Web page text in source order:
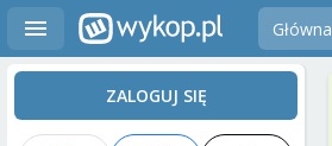
Główna
ZALOGUJ SIĘ